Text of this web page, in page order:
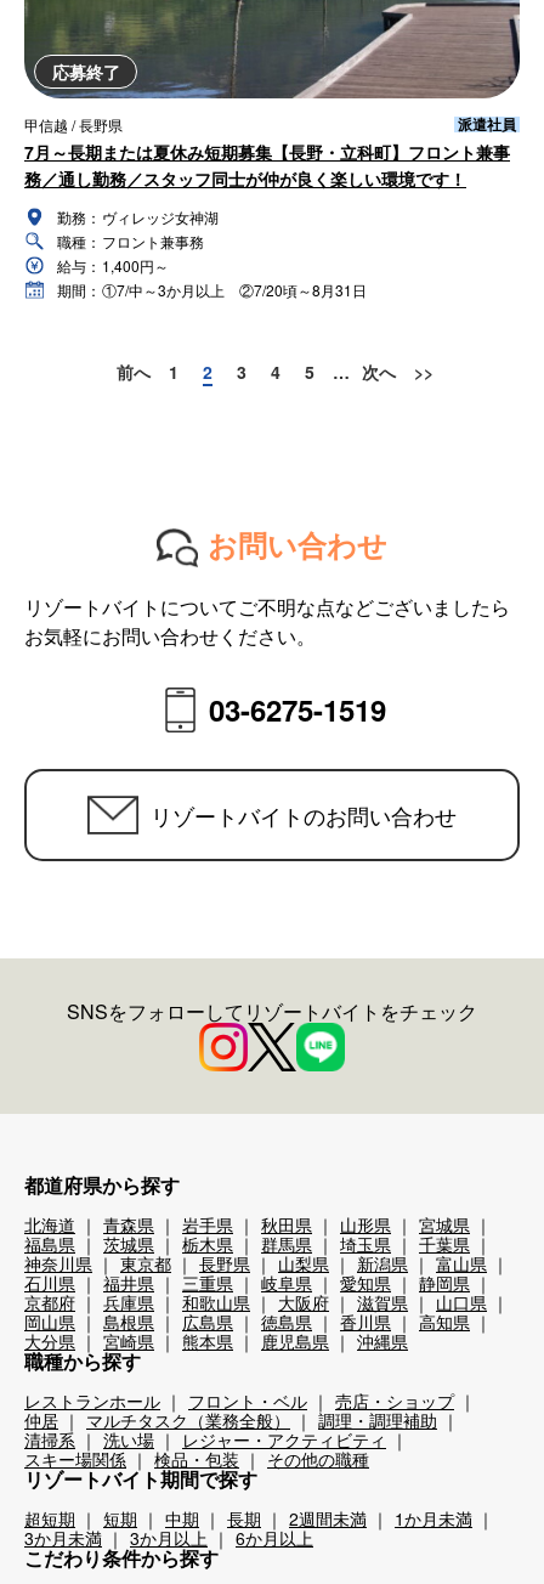
応募終了
甲信越 / 長野県 派遣社員
7月～長期または夏休み短期募集【長野・立科町】フロント兼事
務／通し勤務／スタッフ同士が仲が良く楽しい環境です！
勤務： ヴィレッジ女神湖
職種： フロント兼事務
給与： 1,400円～
期間： ①7/中～3か月以上 ②7/20頃～8月31日
前へ 1 2 3 4 5 … 次へ >>
お問い合わせ
リゾートバイトについてご不明な点などございましたら
お気軽にお問い合わせください。
03-6275-1519
リゾートバイトのお問い合わせ
SNSをフォローしてリゾートバイトをチェック
都道府県から探す
北海道 青森県 岩手県 秋田県 山形県
宮城県
福島県
茨城県 栃木県 群馬県 埼玉県
千葉県
神奈川県
東京都 長野県 山梨県 新潟県
富山県
石川県
福井県 三重県 岐阜県 愛知県
静岡県
京都府
兵庫県 和歌山県 大阪府 滋賀県
山口県
岡山県
島根県 広島県 徳島県 香川県
高知県
大分県
宮崎県 熊本県 鹿児島県 沖縄県
職種から探す
レストランホール フロント・ベル
売店・ショップ
仲居
マルチタスク（業務全般）
調理・調理補助
清掃系
洗い場
レジャー・アクティビティ
スキー場関係
検品・包装 その他の職種
リゾートバイト期間で探す
超短期 短期 中期 長期 2週間未満
1か月未満
3か月未満
3か月以上 6か月以上
こだわり条件から探す